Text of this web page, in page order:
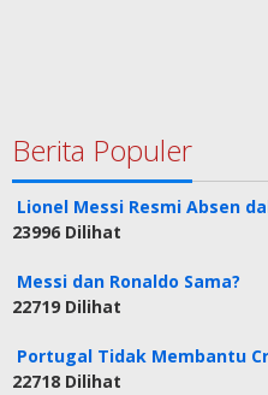
Berita Populer
Lionel Messi Resmi Absen
23996 Dilihat
Messi dan Ronaldo Sama?
22719 Dilihat
Portugal Tidak Membantu
22718 Dilihat